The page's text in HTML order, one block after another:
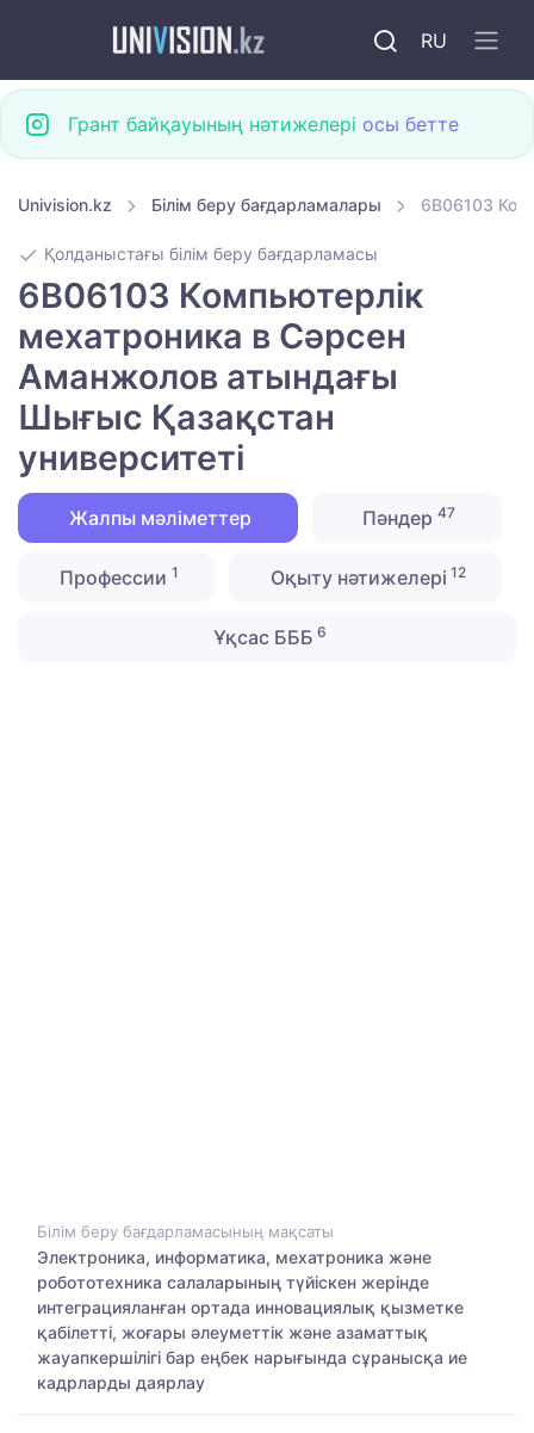
RU
Грант байқауының нәтижелері осы бетте
Univision.kz Білім беру бағдарламалары 6B06103
Қолданыстағы білім беру бағдарламасы
6B06103 Компьютерлік
мехатроника в Сәрсен
Аманжолов атындағы
Шығыс Қазақстан
университеті
Жалпы мәліметтер Пәндер47
Профессии 1 Оқыту нәтижелері 12
Ұқсас БББ 6
Білім беру бағдарламасының мақсаты
Электроника, информатика, мехатроника және
робототехника салаларының түйіскен жерінде
интеграцияланған ортада инновациялық қызметке
қабілетті, жоғары әлеуметтік және азаматтық
жауапкершілігі бар еңбек нарығында сұранысқа ие
кадрларды даярлау